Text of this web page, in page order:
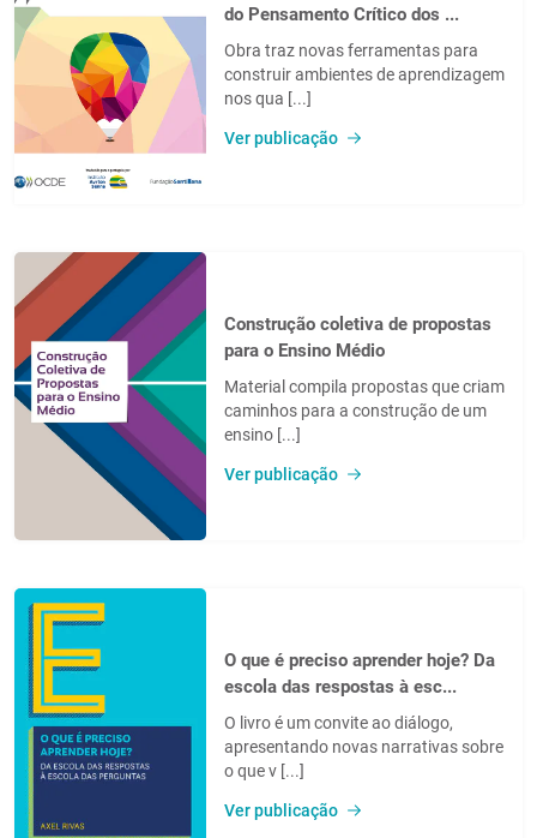
do Pensamento Crítico dos ...
Obra traz novas ferramentas para
construir ambientes de aprendizagem
nos qua [...]
Ver publicação
Construção coletiva de propostas
para o Ensino Médio
Material compila propostas que criam
caminhos para a construção de um
ensino [...]
Ver publicação
O que é preciso aprender hoje? Da
escola das respostas à esc...
O livro é um convite ao diálogo,
apresentando novas narrativas sobre
o que v [...]
Ver publicação